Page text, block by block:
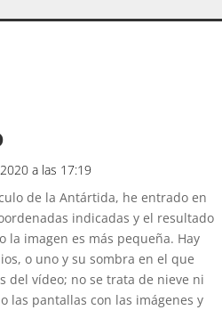
a las 17:19
de la Antártida, he entrado en
indicadas y el resultado
la imagen es más pequeña. Hay
o uno y su sombra en el que
del vídeo; no se trata de nieve ni
las pantallas con las imágenes y